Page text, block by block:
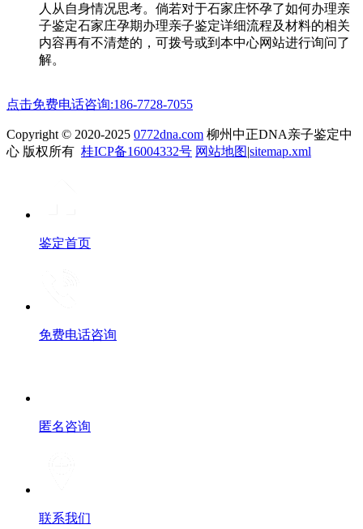
人从自身情况思考。倘若对于石家庄怀孕了如何办理亲
子鉴定石家庄孕期办理亲子鉴定详细流程及材料的相关
内容再有不清楚的，可拨号或到本中心网站进行询问了
解。
点击免费电话咨询:186-7728-7055
Copyright © 2020-2025 0772dna.com 柳州中正DNA亲子鉴定中
心 版权所有 桂ICP备16004332号 网站地图|sitemap.xml
鉴定首页
免费电话咨询
匿名咨询
联系我们